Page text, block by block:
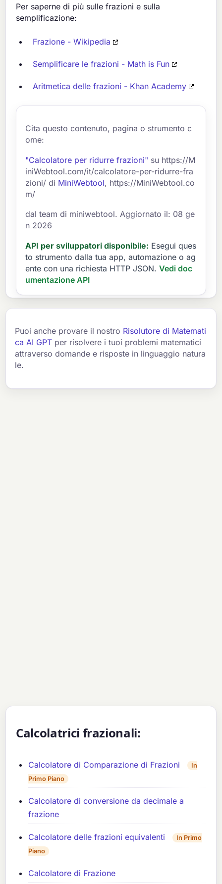
Per saperne di più sulle frazioni e sulla
semplificazione:
Frazione - Wikipedia
Semplificare le frazioni - Math is Fun
Aritmetica delle frazioni - Khan Academy
Cita questo contenuto, pagina o strumento c
ome:
"Calcolatore per ridurre frazioni" su https://M
iniWebtool.com/it/calcolatore-per-ridurre-fra
zioni/ di MiniWebtool, https://MiniWebtool.co
m/
dal team di miniwebtool. Aggiornato il: 08 ge
n 2026
API per sviluppatori disponibile: Esegui ques
to strumento dalla tua app, automazione o ag
ente con una richiesta HTTP JSON. Vedi doc
umentazione API
Puoi anche provare il nostro Risolutore di Matemati
ca AI GPT per risolvere i tuoi problemi matematici
attraverso domande e risposte in linguaggio natura
le.
Calcolatrici frazionali:
Calcolatore di Comparazione di Frazioni
In
Primo Piano
Calcolatore di conversione da decimale a
frazione
Calcolatore delle frazioni equivalenti
In Primo
Piano
Calcolatore di Frazione